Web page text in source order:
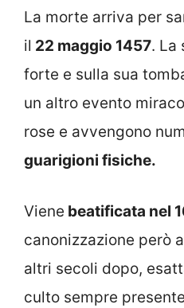
La morte arriva per
il 22 maggio 1457. La
forte e sulla sua
un altro evento
rose e avvengono
guarigioni fisiche.
Viene beatificata nel
canonizzazione però
altri secoli dopo,
culto sempre